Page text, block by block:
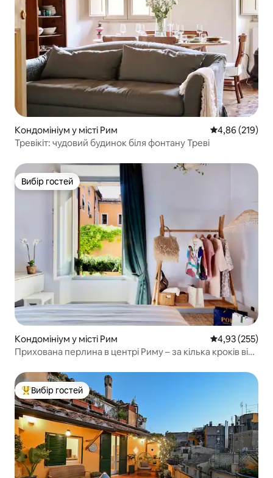
Кондомініум у місті Рим Середня
4,86 (219)
Тревікіт: чудовий будинок біля фонтану Треві
Вибір гостей
Вибір гостей
Кондомініум у місті Рим Середня
4,93 (255)
Прихована перлина в центрі Риму – за кілька кроків від
Топ вибір гостей
Вибір гостей